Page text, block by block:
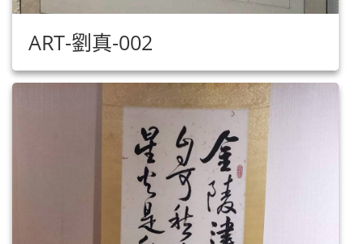
ART-劉真-002